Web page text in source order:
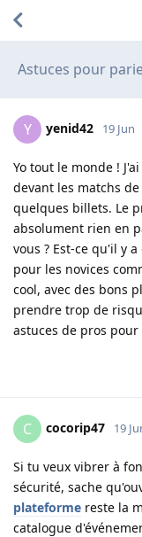
Astuces pour
Y yenid42 19 Jun
Yo tout le monde !
devant les matchs
quelques billets. Le
absolument rien en
vous ? Est-ce qu'il y
pour les novices
cool, avec des bons
prendre trop de
astuces de pros
C cocorip47 19
Si tu veux vibrer à
sécurité, sache
plateforme reste la
catalogue